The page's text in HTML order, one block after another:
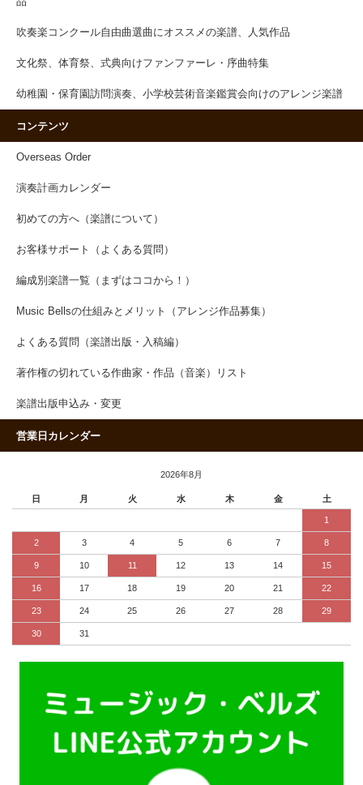
吹奏楽コンクール自由曲選曲にオススメの楽譜、人気作品
文化祭、体育祭、式典向けファンファーレ・序曲特集
幼稚園・保育園訪問演奏、小学校芸術音楽鑑賞会向けのアレンジ楽譜
コンテンツ
Overseas Order
演奏計画カレンダー
初めての方へ（楽譜について）
お客様サポート（よくある質問）
編成別楽譜一覧（まずはココから！）
Music Bellsの仕組みとメリット（アレンジ作品募集）
よくある質問（楽譜出版・入稿編）
著作権の切れている作曲家・作品（音楽）リスト
楽譜出版申込み・変更
営業日カレンダー
2026年8月
日 月 火 水 木 金 土
1
2 3 4 5 6 7 8
9 10 11 12 13 14 15
16 17 18 19 20 21 22
23 24 25 26 27 28 29
30 31